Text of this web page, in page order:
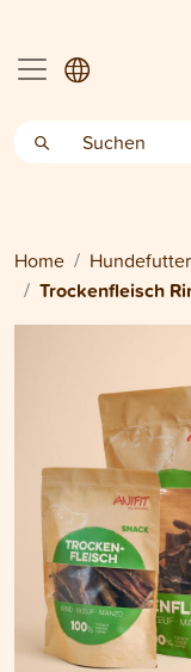
Home Hundefutter
Trockenfleisch